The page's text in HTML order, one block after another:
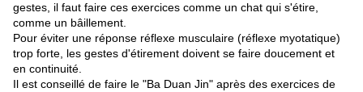
gestes, il faut faire ces exercices comme un chat qui s'étire,
comme un bâillement.
Pour éviter une réponse réflexe musculaire (réflexe myotatique)
trop forte, les gestes d'étirement doivent se faire doucement et
en continuité.
Il est conseillé de faire le "Ba Duan Jin" après des exercices de